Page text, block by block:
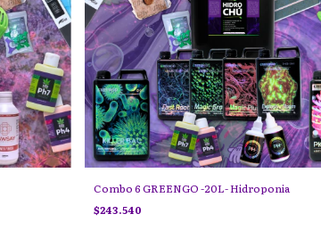
Combo 6 GREENGO -20L- Hidroponia
$243.540